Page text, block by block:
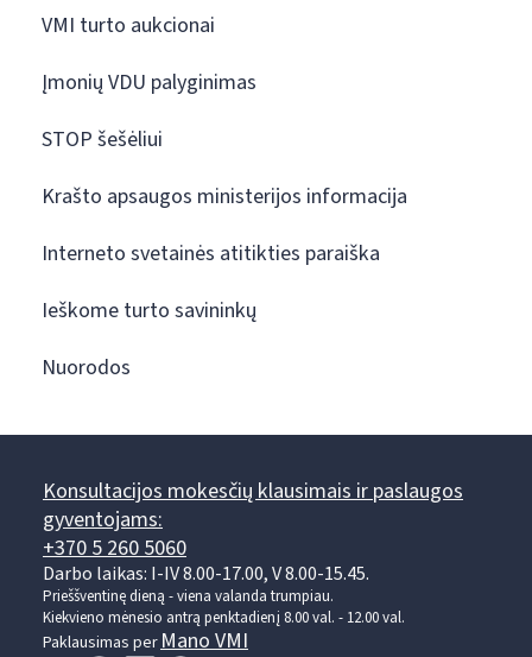
VMI turto aukcionai
Įmonių VDU palyginimas
STOP šešėliui
Krašto apsaugos ministerijos informacija
Interneto svetainės atitikties paraiška
Ieškome turto savininkų
Nuorodos
Konsultacijos mokesčių klausimais ir paslaugos
gyventojams:
+370 5 260 5060
Darbo laikas: I-IV 8.00-17.00, V 8.00-15.45.
Prieššventinę dieną - viena valanda trumpiau.
Kiekvieno mėnesio antrą penktadienį 8.00 val. - 12.00 val.
Paklausimas perMano VMI